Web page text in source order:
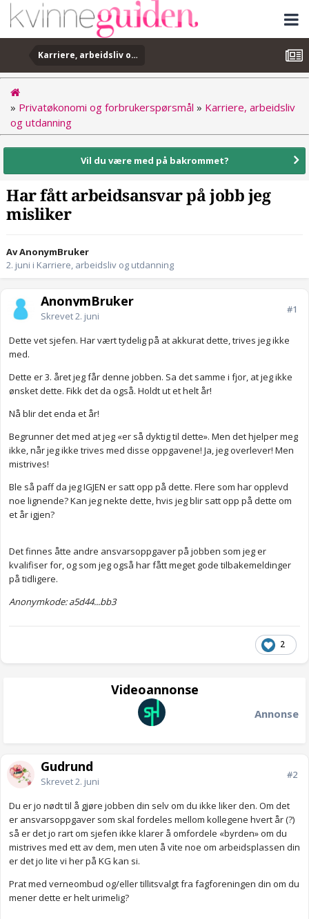
Karriere, arbeidsliv og utdanning
» Privatøkonomi og forbrukerspørsmål » Karriere, arbeidsliv
og utdanning
Vil du være med på bakrommet?
Har fått arbeidsansvar på jobb jeg
misliker
Av AnonymBruker
2. juni i Karriere, arbeidsliv og utdanning
AnonymBruker
Skrevet2. juni
#1
Dette vet sjefen. Har vært tydelig på at akkurat dette, trives jeg ikke
med.
Dette er 3. året jeg får denne jobben. Sa det samme i fjor, at jeg ikke
ønsket dette. Fikk det da også. Holdt ut et helt år!
Nå blir det enda et år!
Begrunner det med at jeg «er så dyktig til dette». Men det hjelper meg
ikke, når jeg ikke trives med disse oppgavene! Ja, jeg overlever! Men
mistrives!
Ble så paff da jeg IGJEN er satt opp på dette. Flere som har opplevd
noe lignende? Kan jeg nekte dette, hvis jeg blir satt opp på dette om
et år igjen?
Det finnes åtte andre ansvarsoppgaver på jobben som jeg er
kvalifiser for, og som jeg også har fått meget gode tilbakemeldinger
på tidligere.
Anonymkode: a5d44...bb3
2
Videoannonse
Annonse
Gudrund
Skrevet2. juni
#2
Du er jo nødt til å gjøre jobben din selv om du ikke liker den. Om det
er ansvarsoppgaver som skal fordeles mellom kollegene hvert år (?)
så er det jo rart om sjefen ikke klarer å omfordele «byrden» om du
mistrives med ett av dem, men uten å vite noe om arbeidsplassen din
er det jo lite vi her på KG kan si.
Prat med verneombud og/eller tillitsvalgt fra fagforeningen din om du
mener dette er helt urimelig?